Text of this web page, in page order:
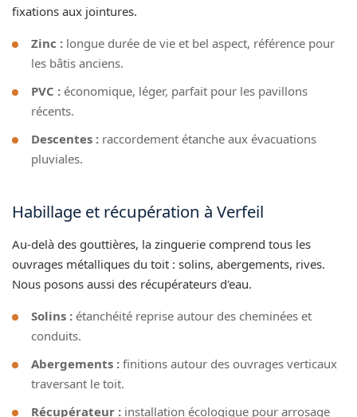
fixations aux jointures.
Zinc : longue durée de vie et bel aspect, référence pour
les bâtis anciens.
PVC : économique, léger, parfait pour les pavillons
récents.
Descentes : raccordement étanche aux évacuations
pluviales.
Habillage et récupération à Verfeil
Au-delà des gouttières, la zinguerie comprend tous les
ouvrages métalliques du toit : solins, abergements, rives.
Nous posons aussi des récupérateurs d'eau.
Solins : étanchéité reprise autour des cheminées et
conduits.
Abergements : finitions autour des ouvrages verticaux
traversant le toit.
Récupérateur : installation écologique pour arrosage